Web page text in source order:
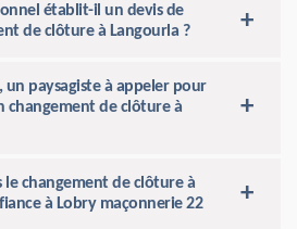
établit-il un devis de
de clôture à Langourla ?
un paysagiste à appeler pour
changement de clôture à
le changement de clôture à
à Lobry maçonnerie 22